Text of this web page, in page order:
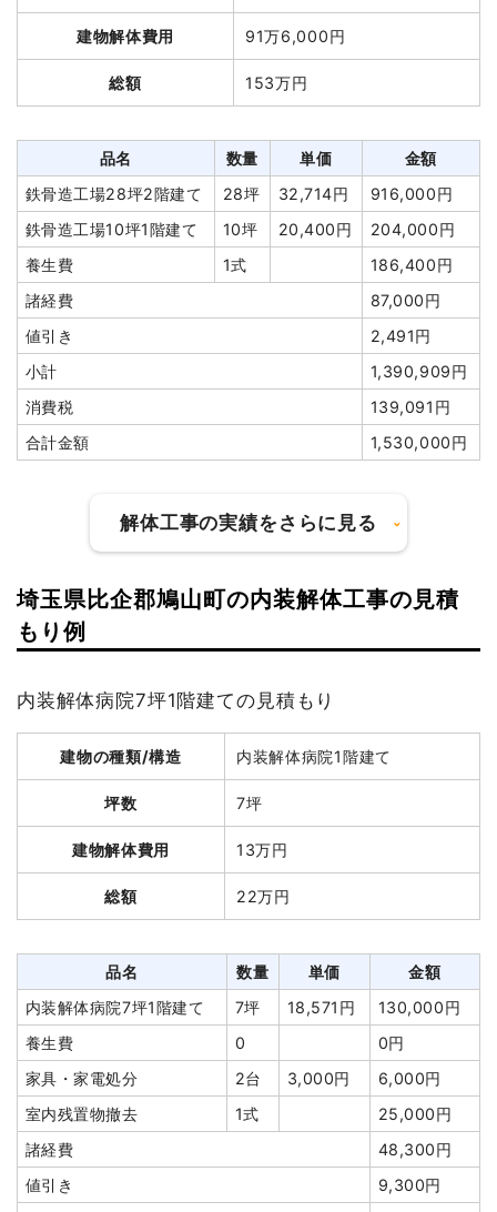
木造住宅10坪2階建て
10坪 48,000円
480,000円
700m² 178円
カッター工事
9m 3,000円
27,000円
門扉・門柱撤去
1式
12,000円
植木・植栽撤去
3m² 9,000円
27,000円
諸経費
123,640円
値引き
0円
小計
1,394,240円
消費税
133,760円
合計金額
1,528,000円
軽量鉄骨造工場166坪2階
166坪
27,988
円
4,646,040
土間コンクリート撤去
765m² 2,501円
1,913,400
円
室外設備・機器撤去
1式
20,000円
土間コンクリート撤去
1式
35,000円
アスベスト撤去
2m³
35,000
70,000円
諸経費
108,000円
値引き
7,440円
小計
6,890,000
円
円
建物の種類/構造 軽量鉄骨造住宅2階建て
坪数 20坪
建物解体費用 93万6,000円
総額 163万5,700円
品名 数量 単価
金額
軽量鉄骨造住宅20坪2階
20坪
軽量鉄骨造住宅20坪2階
建て
20坪 9,900円 198,000円
養生費 220m² 600円
132,000円
植木・植栽撤去
1式
65,000円
ブロック塀撤去
1式
35,000円
土間コンクリート撤去
12m² 3,000円
36,000円
浄化槽・便槽撤去
1式
35,000円
諸経費
50,000円
建物解体費用 91万6,000円
総額 153万円
品名 数量 単価
金額
鉄骨造工場28坪2階建て
28坪 32,714円
916,000円
鉄骨造工場10坪1階建て
10坪 20,400円
204,000円
養生費
1式
186,400円
諸経費
87,000円
値引き
2,491円
小計
1,390,909円
消費税
139,091円
合計金額
1,530,000円
解体工事の実績をさらに見る
建物の種類/構造
建物解体費用 785万円
総額 940万円
品名
鉄骨造アパート130坪3階
130坪
60,385
7,850,000
土間コンクリート撤去
1式
50,000円
駐車場撤去
1式
65,000円
植木・植栽撤去
3台
円
180,000円
諸経費
175,000円
値引き
17,600円
小計
8,702,400
円
埼玉県比企郡鳩山町の内装解体工事の見積
もり例
内装解体病院7坪1階建ての見積もり
建物の種類/構造 内装解体病院1階建て
坪数 7坪
建物解体費用 13万円
総額 22万円
品名 数量 単価
金額
内装解体病院7坪1階建て
7坪 18,571円
130,000円
養生費
0
0円
家具・家電処分
2台 3,000円
6,000円
室内残置物撤去
1式
25,000円
諸経費
48,300円
値引き
9,300円